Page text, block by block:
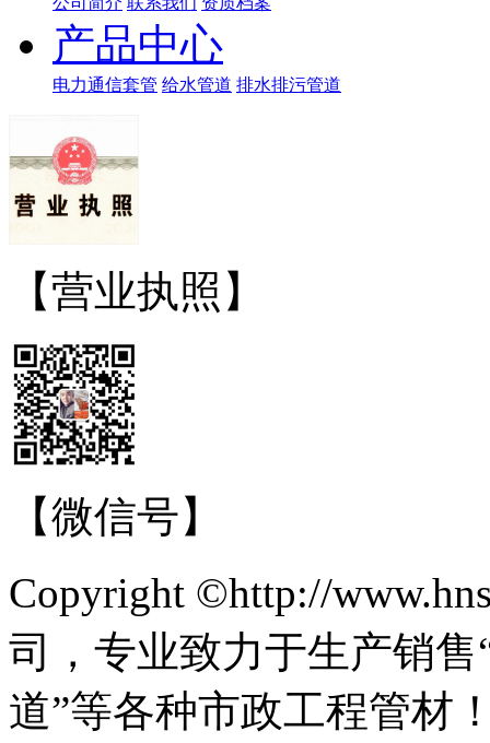
产品中心
电力通信套管 给水管道 排水排污管道
【营业执照】
【微信号】
Copyright ©http://
司，专业致力于生产销
道”等各种市政工程管材